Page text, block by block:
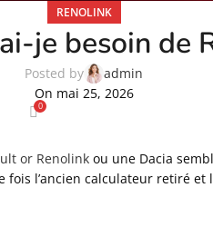
RENOLINK
je besoin de
Posted by
admin
On mai 25, 2026
0
or Renolink ou une Dacia
l’ancien calculateur retiré